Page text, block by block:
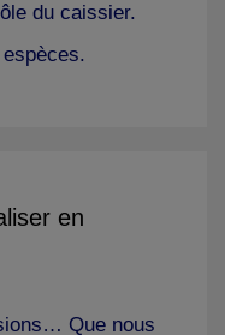
du caissier.
en
Que nous